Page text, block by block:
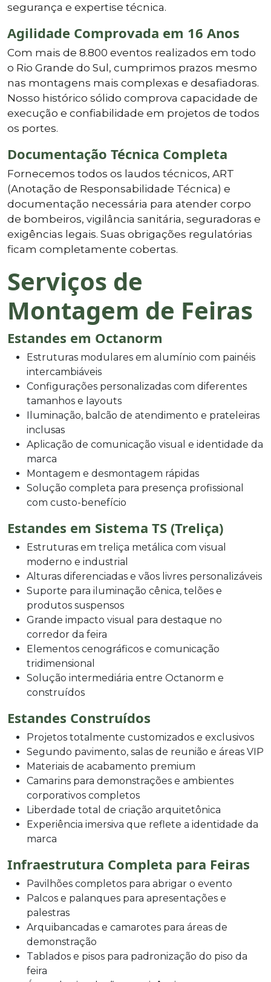
segurança e expertise técnica.
Agilidade Comprovada em 16 Anos
Com mais de 8.800 eventos realizados em todo
o Rio Grande do Sul, cumprimos prazos mesmo
nas montagens mais complexas e desafiadoras.
Nosso histórico sólido comprova capacidade de
execução e confiabilidade em projetos de todos
os portes.
Documentação Técnica Completa
Fornecemos todos os laudos técnicos, ART
(Anotação de Responsabilidade Técnica) e
documentação necessária para atender corpo
de bombeiros, vigilância sanitária, seguradoras e
exigências legais. Suas obrigações regulatórias
ficam completamente cobertas.
Serviços de
Montagem de Feiras
Estandes em Octanorm
Estruturas modulares em alumínio com painéis
intercambiáveis
Configurações personalizadas com diferentes
tamanhos e layouts
Iluminação, balcão de atendimento e prateleiras
inclusas
Aplicação de comunicação visual e identidade da
marca
Montagem e desmontagem rápidas
Solução completa para presença profissional
com custo-benefício
Estandes em Sistema TS (Treliça)
Estruturas em treliça metálica com visual
moderno e industrial
Alturas diferenciadas e vãos livres personalizáveis
Suporte para iluminação cênica, telões e
produtos suspensos
Grande impacto visual para destaque no
corredor da feira
Elementos cenográficos e comunicação
tridimensional
Solução intermediária entre Octanorm e
construídos
Estandes Construídos
Projetos totalmente customizados e exclusivos
Segundo pavimento, salas de reunião e áreas VIP
Materiais de acabamento premium
Camarins para demonstrações e ambientes
corporativos completos
Liberdade total de criação arquitetônica
Experiência imersiva que reflete a identidade da
marca
Infraestrutura Completa para Feiras
Pavilhões completos para abrigar o evento
Palcos e palanques para apresentações e
palestras
Arquibancadas e camarotes para áreas de
demonstração
Tablados e pisos para padronização do piso da
feira